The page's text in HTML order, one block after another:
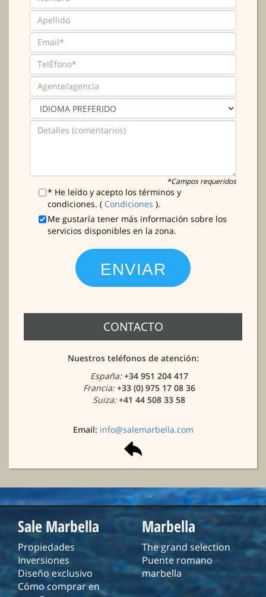
*Campos requeridos
* He leído y acepto los términos y
condiciones. ( Condiciones ).
Me gustaría tener más información sobre los
servicios disponibles en la zona.
CONTACTO
Nuestros teléfonos de atención:
España:+34 951 204 417
Francia:+33 (0) 975 17 08 36
Suiza:+41 44 508 33 58
Email: info@salemarbella.com
Sale Marbella
Propiedades
Inversiones
Diseño exclusivo
Cómo comprar en
Marbella
The grand selection
Puente romano
marbella